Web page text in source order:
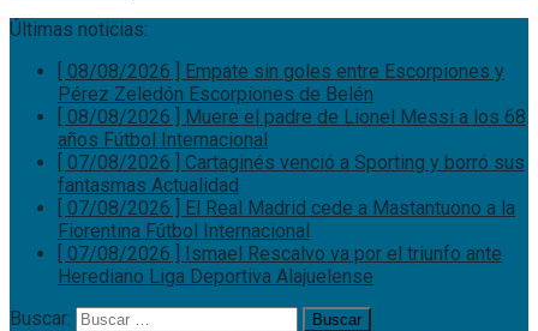
Últimas noticias:
[ 08/08/2026 ] Empate sin goles entre Escorpiones y
Pérez Zeledón Escorpiones de Belén
[ 08/08/2026 ] Muere el padre de Lionel Messi a los 68
años Fútbol Internacional
[ 07/08/2026 ] Cartaginés venció a Sporting y borró sus
fantasmas Actualidad
[ 07/08/2026 ] El Real Madrid cede a Mastantuono a la
Fiorentina Fútbol Internacional
[ 07/08/2026 ] Ismael Rescalvo va por el triunfo ante
Herediano Liga Deportiva Alajuelense
Buscar: